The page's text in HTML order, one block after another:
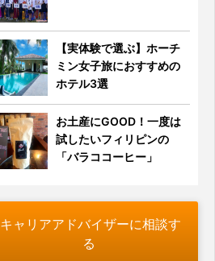
【実体験で選ぶ】ホーチ
ミン女子旅におすすめの
ホテル3選
お土産にGOOD！一度は
試したいフィリピンの
「バラココーヒー」
キャリアアドバイザーに相談す
る